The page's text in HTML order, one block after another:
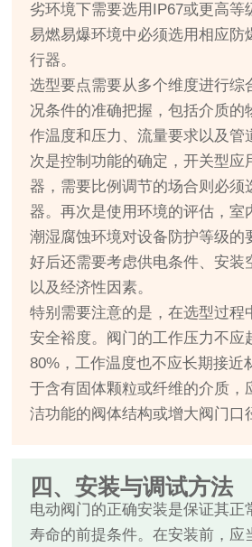
劣环境下需要选用IP67或更高等
易燃易爆环境中必须选用相应防
行器。
选型要点需要从多个维度进行综
况条件的准确把握，包括介质的
作温度和压力、流量要求以及管
次是控制功能的确定，开关型应
器，需要比例调节的场合则必须
器。再次是使用环境的评估，室
潮湿腐蚀环境对设备防护等级的
好后还需要考虑供电条件、安装
以及经济性因素。
特别需要注意的是，在选型过程
安全裕度。阀门的工作压力不应
80%，工作温度也不应长期接近
于含有固体颗粒或纤维的介质，
洁功能的阀体结构或增大阀门口
四、安装与调试方法
电动阀门的正确安装是保证其正
寿命的前提条件。在安装前，应